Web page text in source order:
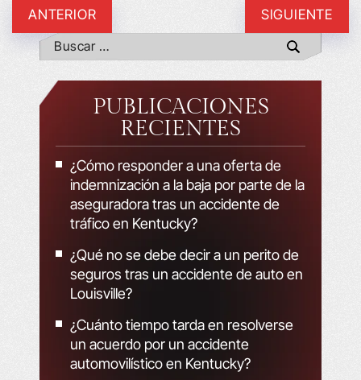
ANTERIOR SIGUIENTE
PUBLICACIONES
RECIENTES
¿Cómo responder a una oferta de
indemnización a la baja por parte de la
aseguradora tras un accidente de
tráfico en Kentucky?
¿Qué no se debe decir a un perito de
seguros tras un accidente de auto en
Louisville?
¿Cuánto tiempo tarda en resolverse
un acuerdo por un accidente
automovilístico en Kentucky?